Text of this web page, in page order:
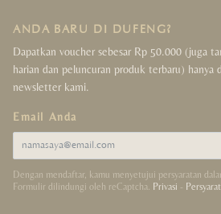
ANDA BARU DI DUFENG?
Dapatkan voucher sebesar Rp 50.000 (juga
harian dan peluncuran produk terbaru) hanya
newsletter kami.
Email Anda
Dengan mendaftar, kamu menyetujui persyaratan
Formulir dilindungi oleh reCaptcha. Privasi -